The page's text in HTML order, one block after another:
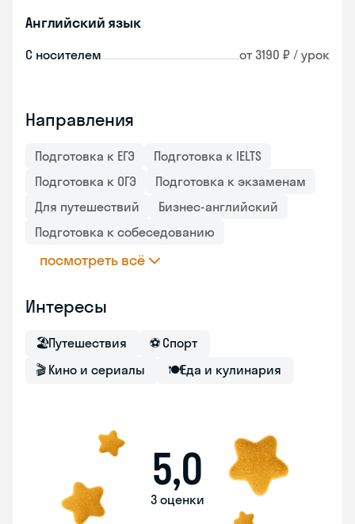
Английский язык
С носителем от 3190 ₽ / урок
Направления
Подготовка к ЕГЭ
Подготовка к IELTS
Подготовка к ОГЭ
Подготовка к экзаменам
Для путешествий
Бизнес-английский
Подготовка к собеседованию
посмотреть всё
Интересы
🏖Путешествия ⚽ Спорт
🎬 Кино и сериалы 🍽Еда и кулинария
5,0
3 оценки